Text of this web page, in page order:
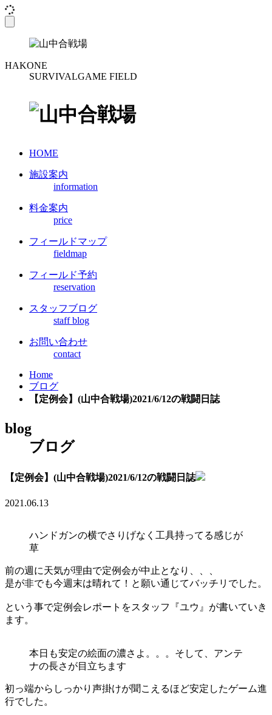
toggle
navigation
HAKONE
SURVIVALGAME FIELD
HOME
施設案内
information
料金案内
price
フィールドマップ
fieldmap
フィールド予約
reservation
スタッフブログ
staff blog
お問い合わせ
contact
Home
ブログ
【定例会】(山中合戦場)2021/6/12の戦闘日誌
blog
ブログ
【定例会】(山中合戦場)2021/6/12の戦闘日誌
2021.06.13
ハンドガンの横でさりげなく工具持ってる感じが
草
前の週に天気が理由で定例会が中止となり、、、
是が非でも今週末は晴れて！と願い通じてバッチリでした。
という事で定例会レポートをスタッフ『ユウ』が書いていき
ます。
本日も安定の絵面の濃さよ。。。そして、アンテ
ナの長さが目立ちます
初っ端からしっかり声掛けが聞こえるほど安定したゲーム進
行でした。